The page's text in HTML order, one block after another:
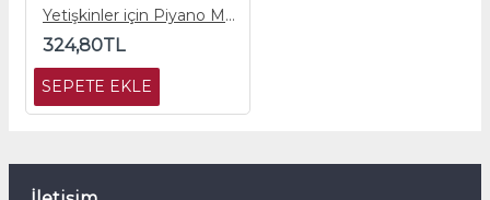
Yetişkinler için Piyano Metodu
324,80TL
SEPETE EKLE